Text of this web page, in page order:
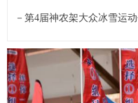
－第4届神农架大众冰雪运